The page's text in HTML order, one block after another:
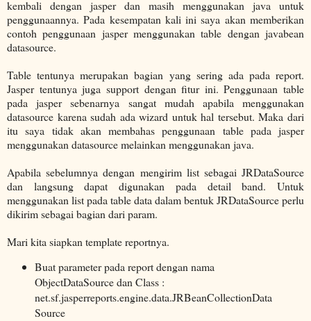
kembali dengan jasper dan masih menggunakan java untuk
penggunaannya. Pada kesempatan kali ini saya akan memberikan
contoh penggunaan jasper menggunakan table dengan javabean
datasource.
Table tentunya merupakan bagian yang sering ada pada report.
Jasper tentunya juga support dengan fitur ini. Penggunaan table
pada jasper sebenarnya sangat mudah apabila menggunakan
datasource karena sudah ada wizard untuk hal tersebut. Maka dari
itu saya tidak akan membahas penggunaan table pada jasper
menggunakan datasource melainkan menggunakan java.
Apabila sebelumnya dengan mengirim list sebagai JRDataSource
dan langsung dapat digunakan pada detail band. Untuk
menggunakan list pada table data dalam bentuk JRDataSource perlu
dikirim sebagai bagian dari param.
Mari kita siapkan template reportnya.
Buat parameter pada report dengan nama
ObjectDataSource dan Class :
net.sf.jasperreports.engine.data.JRBeanCollectionData
Source